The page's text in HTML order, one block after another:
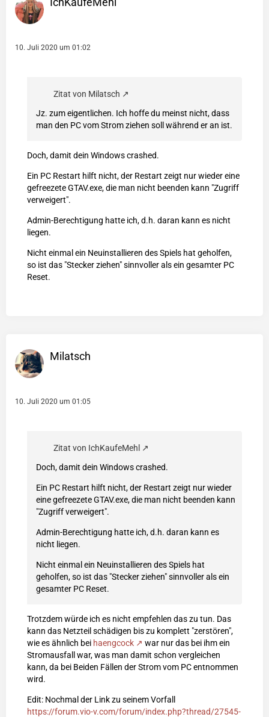
10. Juli 2020 um 01:02
Zitat von Milatsch
Jz. zum eigentlichen. Ich hoffe du meinst nicht, dass
man den PC vom Strom ziehen soll während er an ist.
Doch, damit dein Windows crashed.
Ein PC Restart hilft nicht, der Restart zeigt nur wieder eine
gefreezete GTAV.exe, die man nicht beenden kann "Zugriff
verweigert".
Admin-Berechtigung hatte ich, d.h. daran kann es nicht
liegen.
Nicht einmal ein Neuinstallieren des Spiels hat geholfen,
so ist das "Stecker ziehen" sinnvoller als ein gesamter PC
Reset.
Milatsch
10. Juli 2020 um 01:05
Zitat von IchKaufeMehl
Doch, damit dein Windows crashed.
Ein PC Restart hilft nicht, der Restart zeigt nur wieder
eine gefreezete GTAV.exe, die man nicht beenden kann
"Zugriff verweigert".
Admin-Berechtigung hatte ich, d.h. daran kann es
nicht liegen.
Nicht einmal ein Neuinstallieren des Spiels hat
geholfen, so ist das "Stecker ziehen" sinnvoller als ein
gesamter PC Reset.
Trotzdem würde ich es nicht empfehlen das zu tun. Das
kann das Netzteil schädigen bis zu komplett "zerstören",
wie es ähnlich bei haengcock
war nur das bei ihm ein
Stromausfall war, was man damit schon vergleichen
kann, da bei Beiden Fällen der Strom vom PC entnommen
wird.
Edit: Nochmal der Link zu seinem Vorfall
https://forum.vio-v.com/forum/index.php?thread/27545-